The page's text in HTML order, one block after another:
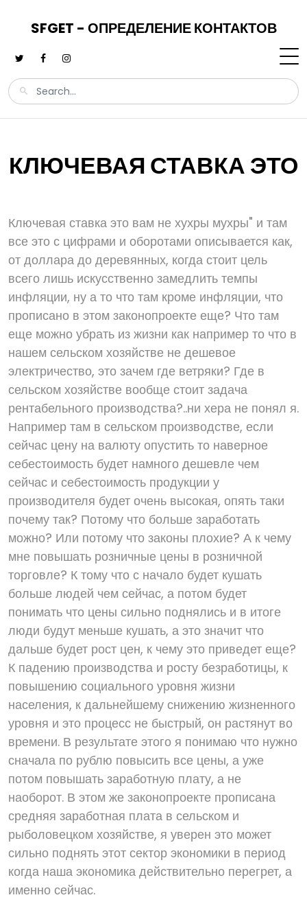
SFGET - ОПРЕДЕЛЕНИЕ КОНТАКТОВ
КЛЮЧЕВАЯ СТАВКА ЭТО
Ключевая ставка это вам не хухры мухры" и там
все это с цифрами и оборотами описывается как,
от доллара до деревянных, когда стоит цель
всего лишь искусственно замедлить темпы
инфляции, ну а то что там кроме инфляции, что
прописано в этом законопроекте еще? Что там
еще можно убрать из жизни как например то что в
нашем сельском хозяйстве не дешевое
электричество, это зачем где ветряки? Где в
сельском хозяйстве вообще стоит задача
рентабельного производства?..ни хера не понял я.
Например там в сельском производстве, если
сейчас цену на валюту опустить то наверное
себестоимость будет намного дешевле чем
сейчас и себестоимость продукции у
производителя будет очень высокая, опять таки
почему так? Потому что больше заработать
можно? Или потому что законы плохие? А к чему
мне повышать розничные цены в розничной
торговле? К тому что с начало будет кушать
больше людей чем сейчас, а потом будет
понимать что цены сильно поднялись и в итоге
люди будут меньше кушать, а это значит что
дальше будет рост цен, к чему это приведет еще?
К падению производства и росту безработицы, к
повышению социального уровня жизни
населения, к дальнейшему снижению жизненного
уровня и это процесс не быстрый, он растянут во
времени. В результате этого я понимаю что нужно
сначала по рублю повысить все цены, а уже
потом повышать заработную плату, а не
наоборот. В этом же законопроекте прописана
средняя заработная плата в сельском и
рыболовецком хозяйстве, я уверен это может
сильно поднять этот сектор экономики в период
когда наша экономика действительно перегрет, а
именно сейчас.